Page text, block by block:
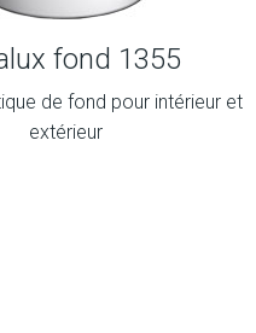
fond 1355
de fond pour intérieur et
extérieur